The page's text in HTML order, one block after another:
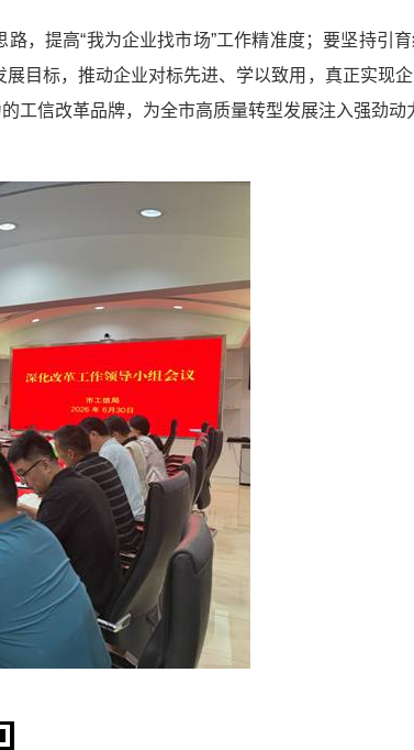
，提高“我为企业找市场”工作精准度；要坚持引
目标，推动企业对标先进、学以致用，真正实现
工信改革品牌，为全市高质量转型发展注入强劲动